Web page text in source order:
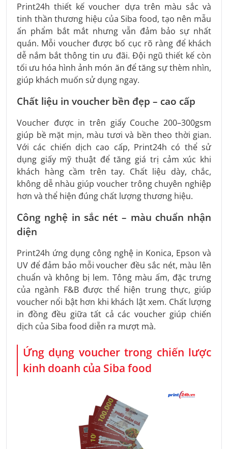
Print24h thiết kế voucher dựa trên màu sắc và
tinh thần thương hiệu của Siba food, tạo nên mẫu
ấn phẩm bắt mắt nhưng vẫn đảm bảo sự nhất
quán. Mỗi voucher được bố cục rõ ràng để khách
dễ nắm bắt thông tin ưu đãi. Đội ngũ thiết kế còn
tối ưu hóa hình ảnh món ăn để tăng sự thèm nhìn,
giúp khách muốn sử dụng ngay.
Chất liệu in voucher bền đẹp – cao cấp
Voucher được in trên giấy Couche 200–300gsm
giúp bề mặt mịn, màu tươi và bền theo thời gian.
Với các chiến dịch cao cấp, Print24h có thể sử
dụng giấy mỹ thuật để tăng giá trị cảm xúc khi
khách hàng cầm trên tay. Chất liệu dày, chắc,
không dễ nhàu giúp voucher trông chuyên nghiệp
hơn và thể hiện đúng chất lượng thương hiệu.
Công nghệ in sắc nét – màu chuẩn nhận
diện
Print24h ứng dụng công nghệ in Konica, Epson và
UV để đảm bảo mỗi voucher đều sắc nét, màu lên
chuẩn và không bị lem. Tông màu ấm, đặc trưng
của ngành F&B được thể hiện trung thực, giúp
voucher nổi bật hơn khi khách lật xem. Chất lượng
in đồng đều giữa tất cả các voucher giúp chiến
dịch của Siba food diễn ra mượt mà.
Ứng dụng voucher trong chiến lược
kinh doanh của Siba food